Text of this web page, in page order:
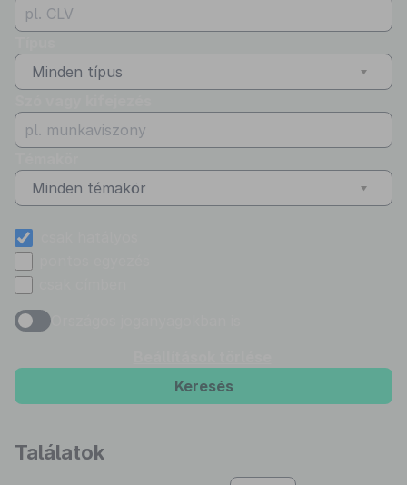
Minden típus
Minden témakör
Keresés
Találatok